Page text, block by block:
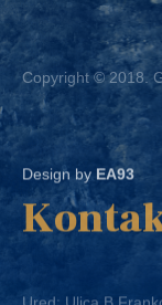
Copyright © 2018.
Design by EA93
Ured: Ulica
Telefon:+ 385 47